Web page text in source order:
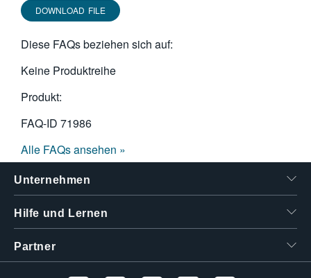
DOWNLOAD FILE
Diese FAQs beziehen sich auf:
Keine Produktreihe
Produkt:
FAQ-ID 71986
Alle FAQs ansehen »
Unternehmen
Hilfe und Lernen
Partner